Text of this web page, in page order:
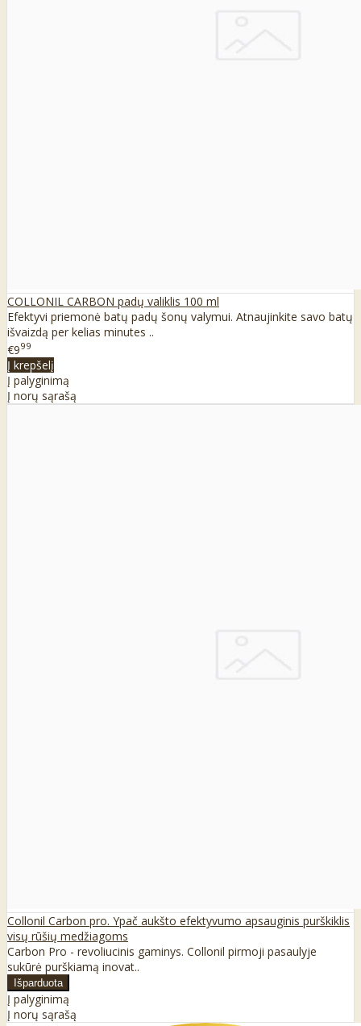
COLLONIL CARBON padų valiklis 100 ml
Efektyvi priemonė batų padų šonų valymui. Atnaujinkite savo batų
išvaizdą per kelias minutes ..
€999
Į krepšelį
Į palyginimą
Į norų sąrašą
Collonil Carbon pro. Ypač aukšto efektyvumo apsauginis purškiklis
visų rūšių medžiagoms
Carbon Pro - revoliucinis gaminys. Collonil pirmoji pasaulyje
sukūrė purškiamą inovat..
Į palyginimą
Į norų sąrašą